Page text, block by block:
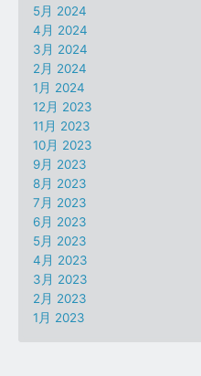
5月 2024
4月 2024
3月 2024
2月 2024
1月 2024
12月 2023
11月 2023
10月 2023
9月 2023
8月 2023
7月 2023
6月 2023
5月 2023
4月 2023
3月 2023
2月 2023
1月 2023